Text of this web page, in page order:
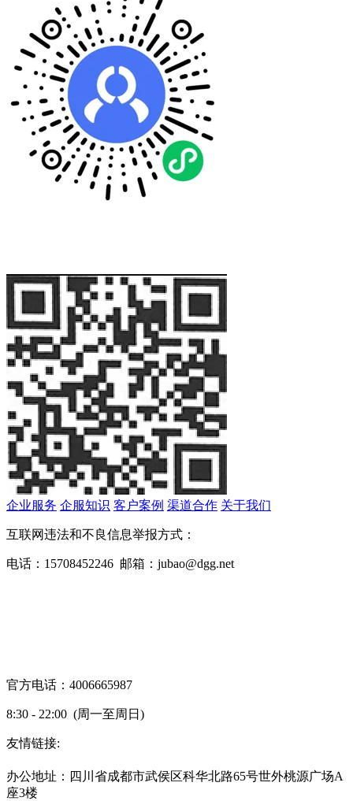
企业服务 企服知识 客户案例 渠道合作 关于我们
互联网违法和不良信息举报方式：
电话：15708452246 邮箱：jubao@dgg.net
官方电话：4006665987
8:30 - 22:00 (周一至周日)
友情链接:
办公地址：四川省成都市武侯区科华北路65号世外桃源广场A
座3楼